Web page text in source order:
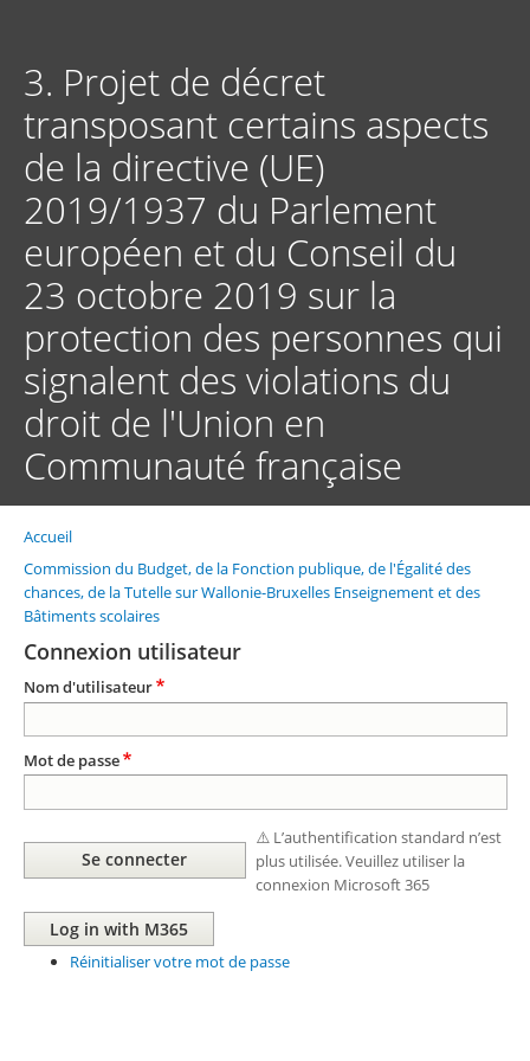
principal
3. Projet de décret
transposant certains aspects
de la directive (UE)
2019/1937 du Parlement
européen et du Conseil du
23 octobre 2019 sur la
protection des personnes qui
signalent des violations du
droit de l'Union en
Communauté française
Fil
d'Ariane
Accueil
Commission du Budget, de la Fonction publique, de l'Égalité des
chances, de la Tutelle sur Wallonie-Bruxelles Enseignement et des
Bâtiments scolaires
Connexion utilisateur
Nom d'utilisateur
Mot de passe
⚠️ L’authentification standard n’est
plus utilisée. Veuillez utiliser la
connexion Microsoft 365
Réinitialiser votre mot de passe